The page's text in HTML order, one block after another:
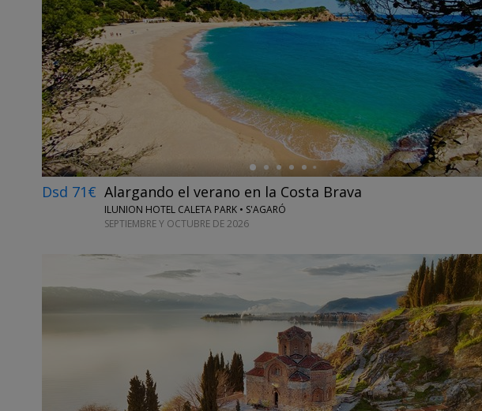
←
Dsd 71€ Alargando el verano en la Costa Brava
ILUNION HOTEL CALETA PARK • S'AGARÓ
SEPTIEMBRE Y OCTUBRE DE 2026